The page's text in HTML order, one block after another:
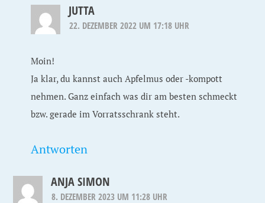
JUTTA
22. DEZEMBER 2022 UM 17:18 UHR
Moin!
Ja klar, du kannst auch Apfelmus oder -kompott
nehmen. Ganz einfach was dir am besten schmeckt
bzw. gerade im Vorratsschrank steht.
Antworten
ANJA SIMON
8. DEZEMBER 2023 UM 11:28 UHR